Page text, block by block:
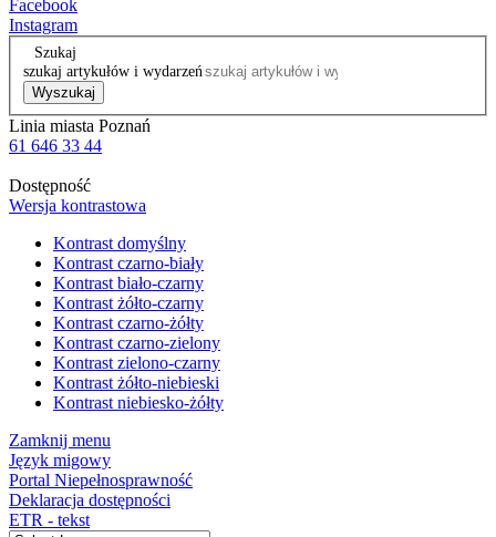
Facebook
Instagram
Szukaj
szukaj artykułów i wydarzeń
Wyszukaj
Linia miasta Poznań
61 646 33 44
Dostępność
Wersja kontrastowa
Kontrast domyślny
Kontrast czarno-biały
Kontrast biało-czarny
Kontrast żółto-czarny
Kontrast czarno-żółty
Kontrast czarno-zielony
Kontrast zielono-czarny
Kontrast żółto-niebieski
Kontrast niebiesko-żółty
Zamknij menu
Język migowy
Portal Niepełnosprawność
Deklaracja dostępności
ETR - tekst